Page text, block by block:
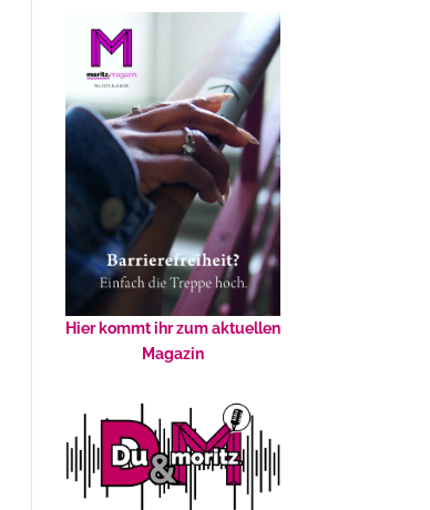
Hier kommt ihr zum aktuellen
Magazin